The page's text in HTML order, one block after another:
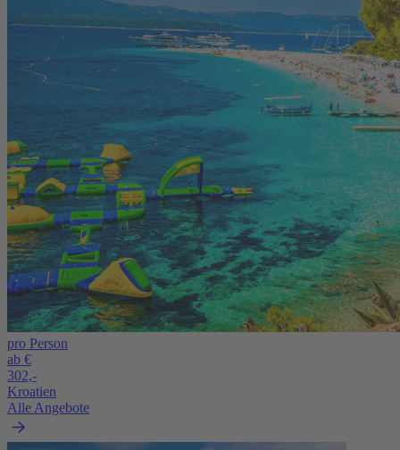
pro Person
ab €
302,-
Kroatien
Alle Angebote